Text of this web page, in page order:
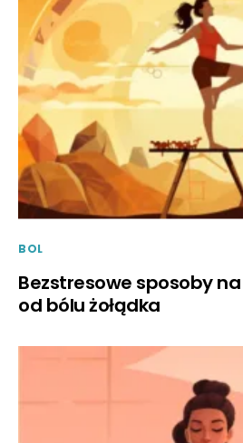
BOL
Bezstresowe sposoby
od bólu żołądka